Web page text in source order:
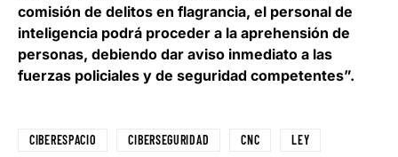
comisión de delitos en flagrancia, el personal de
inteligencia podrá proceder a la aprehensión de
personas, debiendo dar aviso inmediato a las
fuerzas policiales y de seguridad competentes”.
CIBERESPACIO CIBERSEGURIDAD CNC LEY